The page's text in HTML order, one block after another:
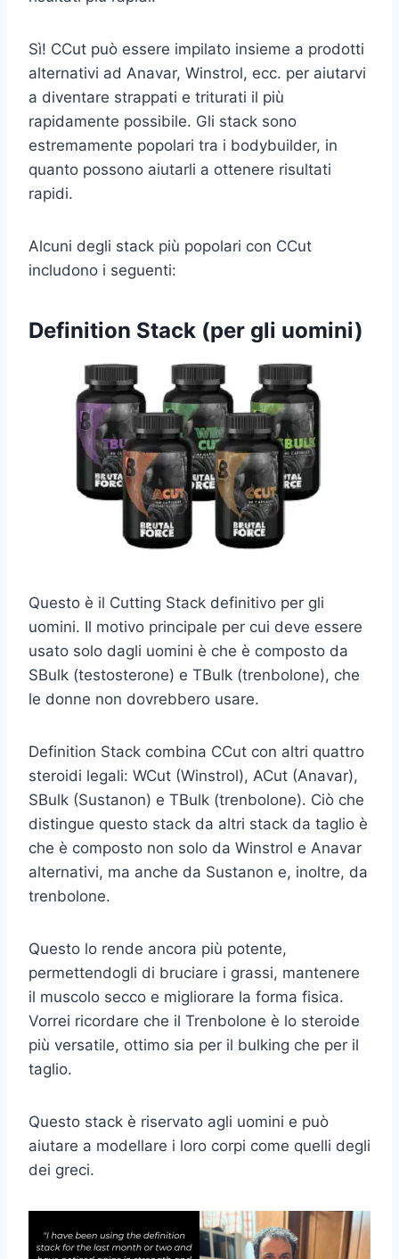
Sì! CCut può essere impilato insieme a prodotti
alternativi ad Anavar, Winstrol, ecc. per aiutarvi
a diventare strappati e triturati il più
rapidamente possibile. Gli stack sono
estremamente popolari tra i bodybuilder, in
quanto possono aiutarli a ottenere risultati
rapidi.
Alcuni degli stack più popolari con CCut
includono i seguenti:
Definition Stack (per gli uomini)
Questo è il Cutting Stack definitivo per gli
uomini. Il motivo principale per cui deve essere
usato solo dagli uomini è che è composto da
SBulk (testosterone) e TBulk (trenbolone), che
le donne non dovrebbero usare.
Definition Stack combina CCut con altri quattro
steroidi legali: WCut (Winstrol), ACut (Anavar),
SBulk (Sustanon) e TBulk (trenbolone). Ciò che
distingue questo stack da altri stack da taglio è
che è composto non solo da Winstrol e Anavar
alternativi, ma anche da Sustanon e, inoltre, da
trenbolone.
Questo lo rende ancora più potente,
permettendogli di bruciare i grassi, mantenere
il muscolo secco e migliorare la forma fisica.
Vorrei ricordare che il Trenbolone è lo steroide
più versatile, ottimo sia per il bulking che per il
taglio.
Questo stack è riservato agli uomini e può
aiutare a modellare i loro corpi come quelli degli
dei greci.